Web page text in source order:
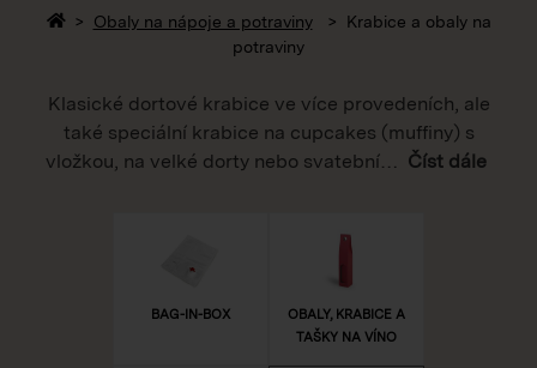
Zpět na homepage
Obaly na nápoje a potraviny
Krabice a obaly na
potraviny
Klasické dortové krabice ve více provedeních, ale
také speciální krabice na cupcakes (muffiny) s
vložkou, na velké dorty nebo svatební
Číst dále
BAG-IN-BOX
OBALY, KRABICE A
TAŠKY NA VÍNO